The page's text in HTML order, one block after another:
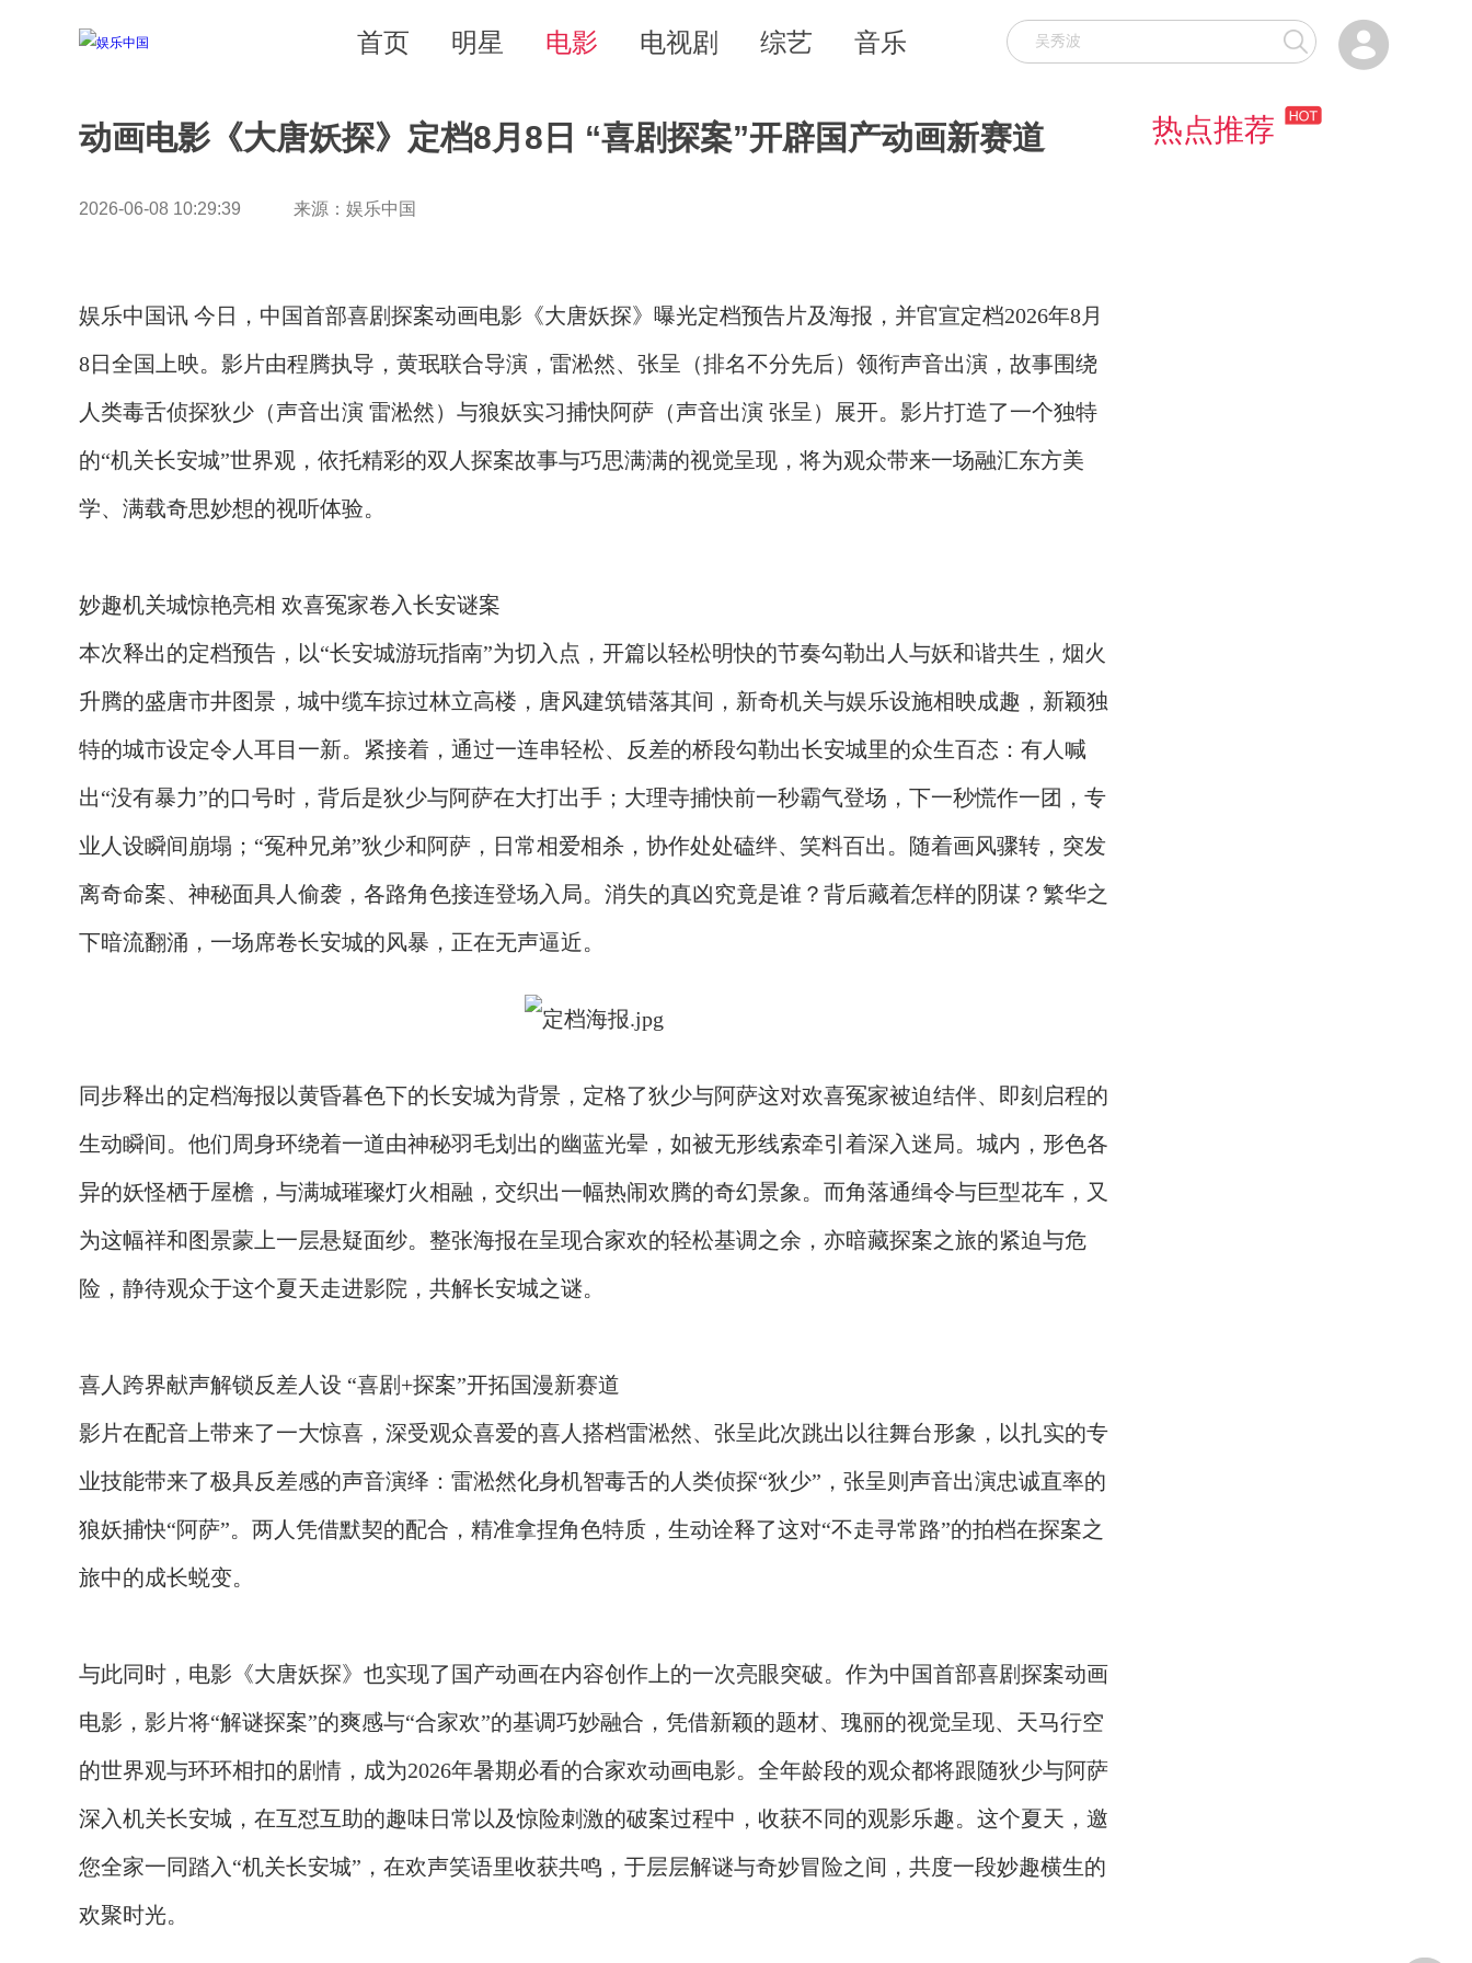
首页 明星 电影 电视剧 综艺 音乐 
动画电影《大唐妖探》定档8月8日 “喜剧探案”开辟国产动画新赛道
2026-06-08 10:29:39 来源：娱乐中国
娱乐中国讯 今日，中国首部喜剧探案动画电影《大唐妖探》曝光定档预告片及海报，并官宣定档2026年8月
8日全国上映。影片由程腾执导，黄珉联合导演，雷淞然、张呈（排名不分先后）领衔声音出演，故事围绕
人类毒舌侦探狄少（声音出演 雷淞然）与狼妖实习捕快阿萨（声音出演 张呈）展开。影片打造了一个独特
的“机关长安城”世界观，依托精彩的双人探案故事与巧思满满的视觉呈现，将为观众带来一场融汇东方美
学、满载奇思妙想的视听体验。
妙趣机关城惊艳亮相 欢喜冤家卷入长安谜案
本次释出的定档预告，以“长安城游玩指南”为切入点，开篇以轻松明快的节奏勾勒出人与妖和谐共生，烟火
升腾的盛唐市井图景，城中缆车掠过林立高楼，唐风建筑错落其间，新奇机关与娱乐设施相映成趣，新颖独
特的城市设定令人耳目一新。紧接着，通过一连串轻松、反差的桥段勾勒出长安城里的众生百态：有人喊
出“没有暴力”的口号时，背后是狄少与阿萨在大打出手；大理寺捕快前一秒霸气登场，下一秒慌作一团，专
业人设瞬间崩塌；“冤种兄弟”狄少和阿萨，日常相爱相杀，协作处处磕绊、笑料百出。随着画风骤转，突发
离奇命案、神秘面具人偷袭，各路角色接连登场入局。消失的真凶究竟是谁？背后藏着怎样的阴谋？繁华之
下暗流翻涌，一场席卷长安城的风暴，正在无声逼近。
同步释出的定档海报以黄昏暮色下的长安城为背景，定格了狄少与阿萨这对欢喜冤家被迫结伴、即刻启程的
生动瞬间。他们周身环绕着一道由神秘羽毛划出的幽蓝光晕，如被无形线索牵引着深入迷局。城内，形色各
异的妖怪栖于屋檐， 与满城璀璨灯火相融， 交织出一幅热闹欢腾的奇幻景象。而角落通缉令与巨型花车，又
为这幅祥和图景蒙上一层悬疑面纱。整张海报在呈现合家欢的轻松基调之余，亦暗藏探案之旅的紧迫与危
险，静待观众于这个夏天走进影院，共解长安城之谜。
喜人 跨界献声解锁反差人设 “喜剧+探案”开拓国漫新赛道
影片在配音上带来了一大惊喜，深受观众喜爱的喜人搭档雷淞然、张呈此次跳出以往舞台形象，以扎实的专
业技能带来了极具反差感的声音演绎：雷淞然化身机智毒舌的人类侦探“狄少”，张呈则声音出演忠诚直率的
狼妖捕快“阿萨”。两人凭借默契的配合，精准拿捏角色特质，生动诠释了这对“不走寻常路”的拍档在探案之
旅中的成长蜕变。
与此同时， 电影《大唐妖探》也实现了国产动画在内容创作上的一次亮眼突破。作为中国首部喜剧探案动画
电影，影片将“解谜探案”的爽感与“合家欢”的基调巧妙融合，凭借新颖的题材、瑰丽的视觉呈现、天马行空
的世界观与环环相扣的剧情，成为2026年暑期必看的合家欢动画电影。全年龄段的观众都将跟随狄少与阿萨
深入机关长安城，在互怼互助的趣味 日常 以及惊险刺激的破案过程中，收获不同的观影乐趣。 这个夏天，邀
您全家一同踏入 “机关长安城”，在欢声笑语里收获共鸣，于层层解谜与奇妙冒险之间，共度一段妙趣横生的
欢聚时光。
热点推荐